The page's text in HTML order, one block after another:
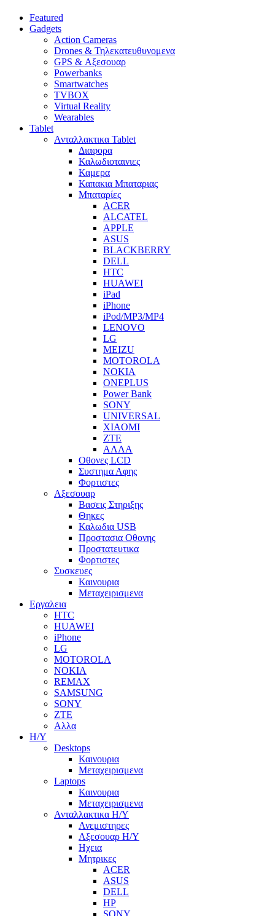
Featured
Gadgets
Action Cameras
Drones & Τηλεκατευθυνομενα
GPS & Αξεσουαρ
Powerbanks
Smartwatches
TVBOX
Virtual Reality
Wearables
Tablet
Ανταλλακτικα Tablet
Διαφορα
Καλωδιοταινιες
Καμερα
Καπακια Μπαταριας
Μπαταρίες
ACER
ALCATEL
APPLE
ASUS
BLACKBERRY
DELL
HTC
HUAWEI
iPad
iPhone
iPod/MP3/MP4
LENOVO
LG
MEIZU
MOTOROLA
NOKIA
ONEPLUS
Power Bank
SONY
UNIVERSAL
XIAOMI
ZTE
ΑΛΛΑ
Οθονες LCD
Συστημα Αφης
Φορτιστες
Αξεσουαρ
Βασεις Στηριξης
Θηκες
Καλωδια USB
Προστασια Οθονης
Προστατευτικα
Φορτιστες
Συσκευες
Καινουρια
Μεταχειρισμενα
Εργαλεια
HTC
HUAWEI
iPhone
LG
MOTOROLA
NOKIA
REMAX
SAMSUNG
SONY
ZTE
Αλλα
Η/Υ
Desktops
Καινουρια
Μεταχειρισμενα
Laptops
Καινουρια
Μεταχειρισμενα
Ανταλλακτικα H/Y
Ανεμιστηρες
Αξεσουαρ Η/Υ
Ηχεια
Μητρικες
ACER
ASUS
DELL
HP
SONY